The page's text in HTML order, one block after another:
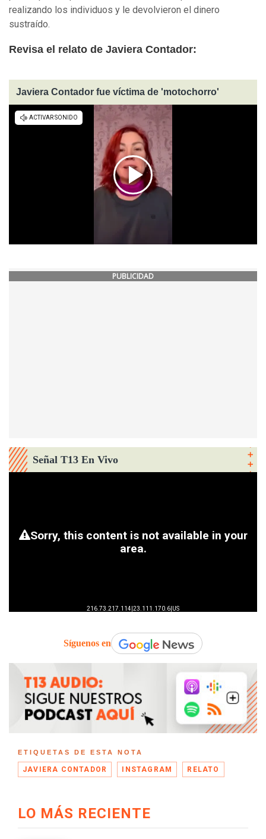
realizando los individuos y le devolvieron el dinero
sustraído.
Revisa el relato de Javiera Contador:
Javiera Contador fue víctima de 'motochorro'
PUBLICIDAD
Señal T13 En Vivo
Síguenos en
ETIQUETAS DE ESTA NOTA
JAVIERA CONTADOR INSTAGRAM RELATO
LO MÁS RECIENTE